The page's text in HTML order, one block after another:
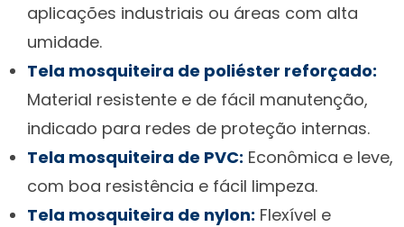
aplicações industriais ou áreas com alta
umidade.
Tela mosquiteira de poliéster reforçado:
Material resistente e de fácil manutenção,
indicado para redes de proteção internas.
Tela mosquiteira de PVC: Econômica e leve,
com boa resistência e fácil limpeza.
Tela mosquiteira de nylon: Flexível e